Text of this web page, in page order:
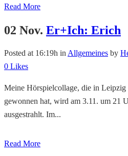
Read More
02 Nov. Er+Ich: Erich
Posted at 16:19h inAllgemeines by
0 Likes
Meine Hörspielcollage, die in Leipzig
gewonnen hat, wird am 3.11. um 21
ausgestrahlt. Im...
Read More